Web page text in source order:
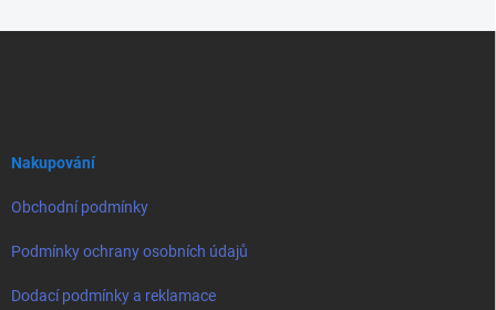
Nakupování
Obchodní podmínky
Podmínky ochrany osobních údajů
Dodací podmínky a reklamace